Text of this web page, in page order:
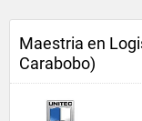
Maestria en
Carabobo)